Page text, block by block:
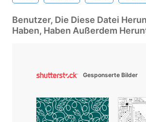
Benutzer, Die Diese Datei
Haben, Haben Außerdem
Gesponserte Bilder